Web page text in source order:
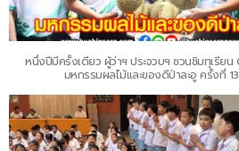
หนึ่งปีมีครั้งเดียว ผู้ว่าฯ ประจวบฯ ชวนชิมทุเรียน
มหกรรมผลไม้และของดีป่าละอู ครั้งที่ 13